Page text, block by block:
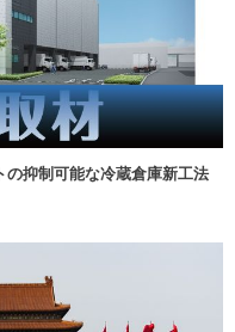
の抑制可能な冷蔵倉庫新工法